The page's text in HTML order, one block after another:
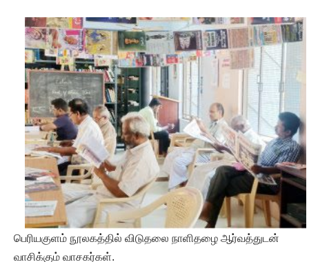
பெரியகுளம் நூலகத்தில் விடுதலை நாளிதழை ஆர்வத்துடன்
வாசிக்கும் வாசகர்கள்.